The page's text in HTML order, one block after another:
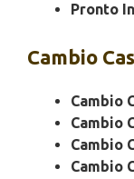
Pronto
Cambio
Cambio
Cambio
Cambio
Cambio